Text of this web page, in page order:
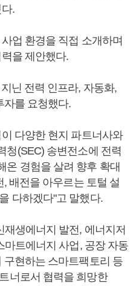
.
업 환경을 직접 소개하며
을 제안했다.
닌 전력 인프라, 자동화,
자를 요청했다.
다양한 현지 파트너사와
청(SEC) 송변전소에 전력
온 경험을 살려 향후 확대
배전을 아우르는 토털 설
다하겠다"고 말했다.
생에너지 발전, 에너지저
마트에너지 사업, 공장 자동
구현하는 스마트팩토리 등
너로서 협력을 희망한